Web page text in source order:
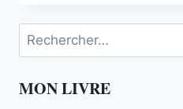
Rechercher :
MON LIVRE